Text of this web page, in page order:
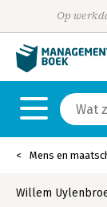
Op
Mens en
Willem